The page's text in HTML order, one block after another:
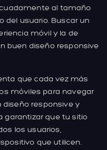
al tamaño
del usuario. Buscar un
móvil y la de
buen diseño responsive
que cada vez más
móviles para navegar
diseño responsive y
garantizar que tu sitio
los usuarios,
que utilicen.